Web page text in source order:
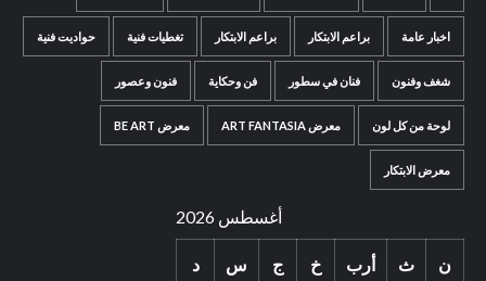
اخبار عامة براعم الابتكار براعم الابتكار تغطيات فنية حواديت فنية
شغف وفنون فنان في سطور فن وحكاية فنون وعصور
لوحة من كل لون معرض ART FANTASIA معرض BE ART
معرض الابتكار
أغسطس 2026
ن ث أرب خ ج س د